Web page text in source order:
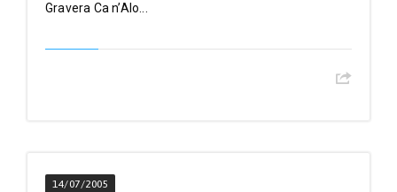
Gravera Ca n’Alo...
14/07/2005